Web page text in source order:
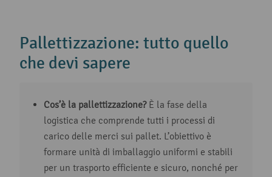
Pallettizzazione: tutto quello
che devi sapere
Cos’è la pallettizzazione?È la fase della
logistica che comprende tutti i processi di
carico delle merci sui pallet. L’obiettivo è
formare unità di imballaggio uniformi e stabili
per un trasporto efficiente e sicuro, nonché per